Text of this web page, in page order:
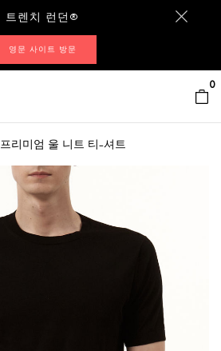
트렌치 런던®
영문 사이트 방문
0
프리미엄 울 니트 티-셔트